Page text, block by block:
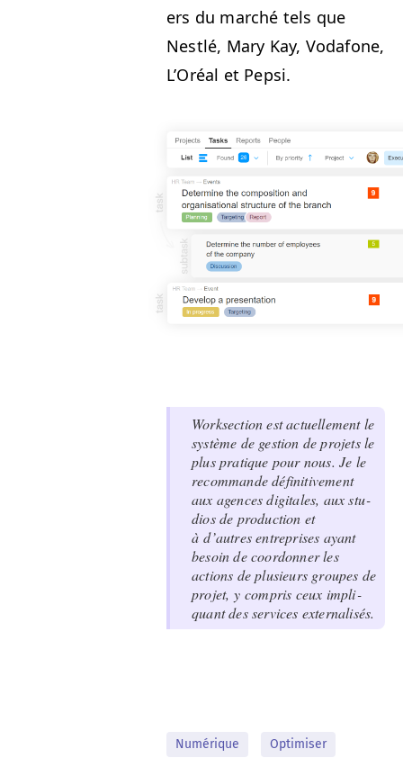
ers du marché tels que
Nestlé, Mary Kay, Voda­fone,
L’Oréal et Pep­si.
Work­sec­tion est actuelle­ment le
sys­tème de ges­tion de pro­jets le
plus pra­tique pour nous. Je le
recom­mande défini­tive­ment
aux agences dig­i­tales, aux stu­
dios de pro­duc­tion et
à d’autres entre­pris­es ayant
besoin de coor­don­ner les
actions de plusieurs groupes de
pro­jet, y com­pris ceux impli­
quant des ser­vices externalisés.
Numérique Optimiser